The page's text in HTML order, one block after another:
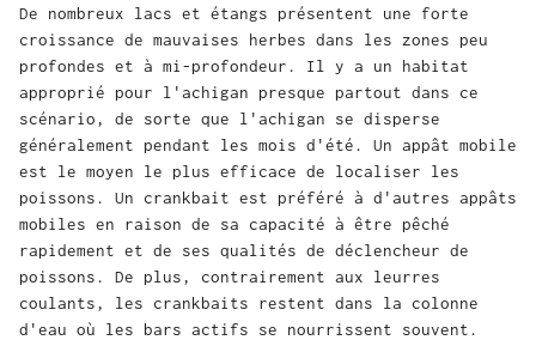
De nombreux lacs et étangs présentent une forte
croissance de mauvaises herbes dans les zones peu
profondes et à mi-profondeur. Il y a un habitat
approprié pour l'achigan presque partout dans ce
scénario, de sorte que l'achigan se disperse
généralement pendant les mois d'été. Un appât mobile
est le moyen le plus efficace de localiser les
poissons. Un crankbait est préféré à d'autres appâts
mobiles en raison de sa capacité à être pêché
rapidement et de ses qualités de déclencheur de
poissons. De plus, contrairement aux leurres
coulants, les crankbaits restent dans la colonne
d'eau où les bars actifs se nourrissent souvent.